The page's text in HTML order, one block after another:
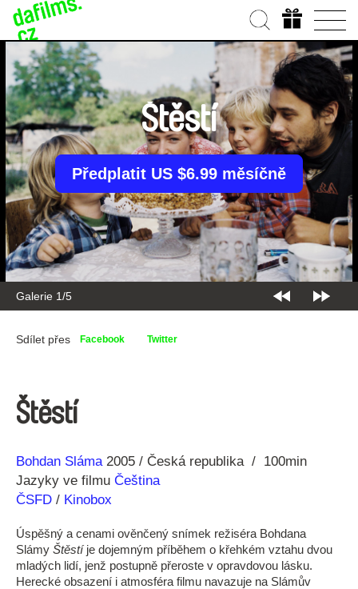
Galerie 1/5
Štěstí
Předplatit US $6.99 měsíčně
Sdílet přes Facebook Twitter
Štěstí
Režie
Bohdan Sláma
Rok 2005 Česká republika
100min
Jazyky ve filmu Čeština
ČSFD / Kinobox
Úspěšný a cenami ověnčený snímek režiséra Bohdana
Slámy Štěstíje dojemným příběhem o křehkém vztahu dvou
mladých lidí, jenž postupně přeroste v opravdovou lásku.
Herecké obsazení i atmosféra filmu navazuje na Slámův